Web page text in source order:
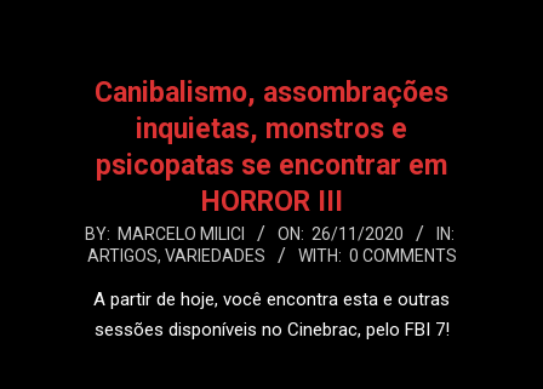
Canibalismo, assombrações
inquietas, monstros e
psicopatas se encontrar em
HORROR III
2020-
11-
BY: MARCELO MILICI ON: 26/11/2020
IN:
ARTIGOS, VARIEDADES WITH: 0 COMMENTS
A partir de hoje, você encontra esta e outras
sessões disponíveis no Cinebrac, pelo FBI 7!